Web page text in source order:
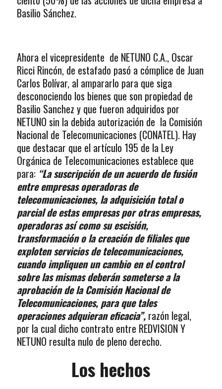
Basilio Sánchez.
Ahora el vicepresidente de NETUNO C.A., Oscar
Ricci Rincón, de estafado pasó a cómplice de Juan
Carlos Bolívar, al ampararlo para que siga
desconociendo los bienes que son propiedad de
Basilio Sanchez y que fueron adquiridos por
NETUNO sin la debida autorización de la Comisión
Nacional de Telecomunicaciones (CONATEL). Hay
que destacar que el artículo 195 de la Ley
Orgánica de Telecomunicaciones establece que
para: “La suscripción de un acuerdo de fusión
entre empresas operadoras de
telecomunicaciones, la adquisición total o
parcial de estas empresas por otras empresas,
operadoras así como su escisión,
transformación o la creación de filiales que
exploten servicios de telecomunicaciones,
cuando impliquen un cambio en el control
sobre las mismas deberán someterse a la
aprobación de la Comisión Nacional de
Telecomunicaciones, para que tales
operaciones adquieran eficacia”, razón legal,
por la cual dicho contrato entre REDVISION Y
NETUNO resulta nulo de pleno derecho.
Los hechos